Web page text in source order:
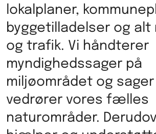
lokalplaner,
byggetilladelser og alt
og trafik. Vi håndterer
myndighedssager på
miljøområdet og
vedrører vores fælles
naturområder.